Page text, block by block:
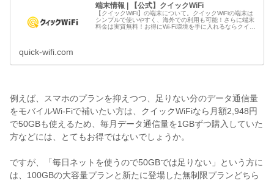
端末情報 | 【公式】クイックWiFi
【クイックWiFi】の端末について。クイックWiFiの端末は
シンプルで使いやすく、海外での利用も可能！さらに端末
料金は実質無料！お得にWi-Fi環境を手に入れるならクイッ
quick-wifi.com
例えば、スマホのプランを抑えつつ、足りない分のデータ通信量
をモバイルWi-Fiで補いたい方は、クイックWiFiなら月額2,948円
で50GBも使えるため、毎月データ通信量を1GBずつ購入していた
方などには、とてもお得ではないでしょうか。
ですが、「毎日ネットを使うので50GBでは足りない」という方に
は、100GBの大容量プランと新たに登場した無制限プランどちら